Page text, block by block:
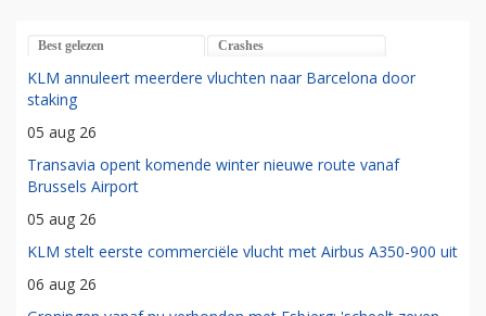
Best gelezen Crashes
KLM annuleert meerdere vluchten naar Barcelona door
staking
05 aug 26
Transavia opent komende winter nieuwe route vanaf
Brussels Airport
05 aug 26
KLM stelt eerste commerciële vlucht met Airbus A350-900 uit
06 aug 26